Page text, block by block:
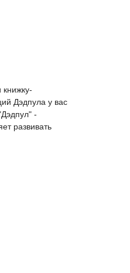
книжку-
Дэдпула у вас
-
развивать